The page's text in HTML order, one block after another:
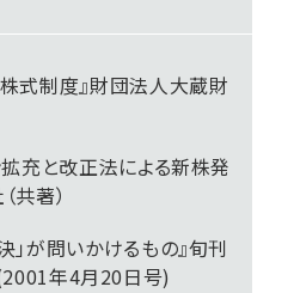
式制度』財団法人大蔵財
拡充と改正法による新株発
共著）
」が問いかけるもの』旬刊
年4月20日号)